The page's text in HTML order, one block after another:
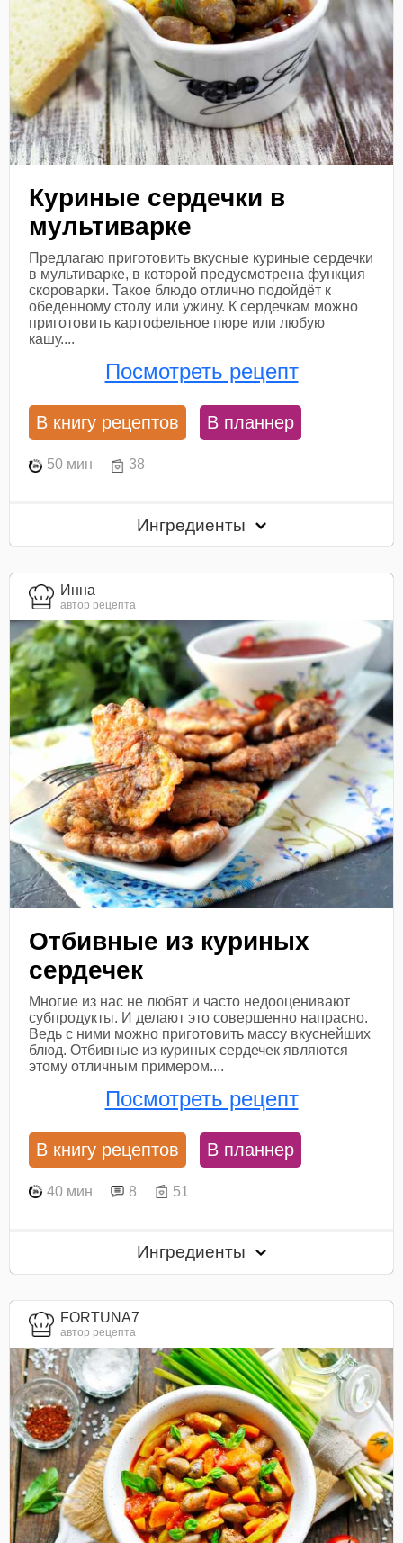
Куриные сердечки в
мультиварке
Предлагаю приготовить вкусные куриные сердечки
в мультиварке, в которой предусмотрена функция
скороварки. Такое блюдо отлично подойдёт к
обеденному столу или ужину. К сердечкам можно
приготовить картофельное пюре или любую
кашу....
Посмотреть рецепт
В книгу рецептов В планнер
50 мин 38
Ингредиенты
Инна
автор рецепта
Отбивные из куриных
сердечек
Многие из нас не любят и часто недооценивают
субпродукты. И делают это совершенно напрасно.
Ведь с ними можно приготовить массу вкуснейших
блюд. Отбивные из куриных сердечек являются
этому отличным примером....
Посмотреть рецепт
В книгу рецептов В планнер
40 мин 8 51
Ингредиенты
FORTUNA7
автор рецепта